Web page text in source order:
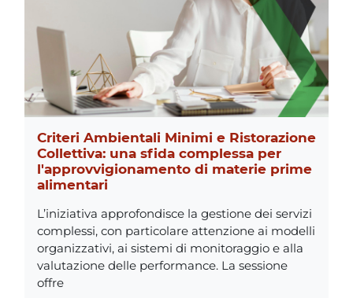
Criteri Ambientali Minimi e Ristorazione
Collettiva: una sfida complessa per
l'approvvigionamento di materie prime
alimentari
L’iniziativa approfondisce la gestione dei servizi
complessi, con particolare attenzione ai modelli
organizzativi, ai sistemi di monitoraggio e alla
valutazione delle performance. La sessione
offre